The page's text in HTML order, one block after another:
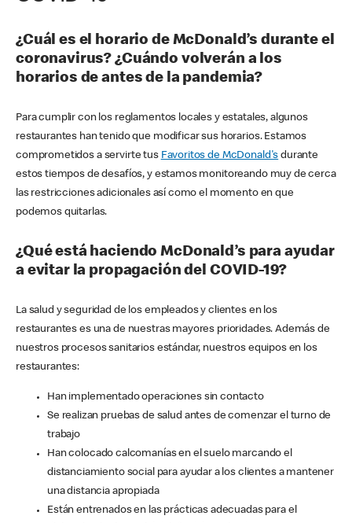
¿Cuál es el horario de McDonald’s durante el
coronavirus? ¿Cuándo volverán a los
horarios de antes de la pandemia?
Para cumplir con los reglamentos locales y estatales, algunos
restaurantes han tenido que modificar sus horarios. Estamos
comprometidos a servirte tus Favoritos de McDonald's durante
estos tiempos de desafíos, y estamos monitoreando muy de cerca
las restricciones adicionales así como el momento en que
podemos quitarlas.
¿Qué está haciendo McDonald’s para ayudar
a evitar la propagación del COVID-19?
La salud y seguridad de los empleados y clientes en los
restaurantes es una de nuestras mayores prioridades. Además de
nuestros procesos sanitarios estándar, nuestros equipos en los
restaurantes:
Han implementado operaciones sin contacto
Se realizan pruebas de salud antes de comenzar el turno de
trabajo
Han colocado calcomanías en el suelo marcando el
distanciamiento social para ayudar a los clientes a mantener
una distancia apropiada
Están entrenados en las prácticas adecuadas para el